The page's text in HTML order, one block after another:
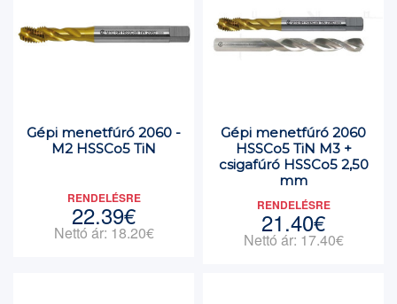
Gépi menetfúró 2060 -
M2 HSSCo5 TiN
RENDELÉSRE
22.39€
Nettó ár: 18.20€
Gépi menetfúró 2060
HSSCo5 TiN M3 +
csigafúró HSSCo5 2,50
mm
RENDELÉSRE
21.40€
Nettó ár: 17.40€